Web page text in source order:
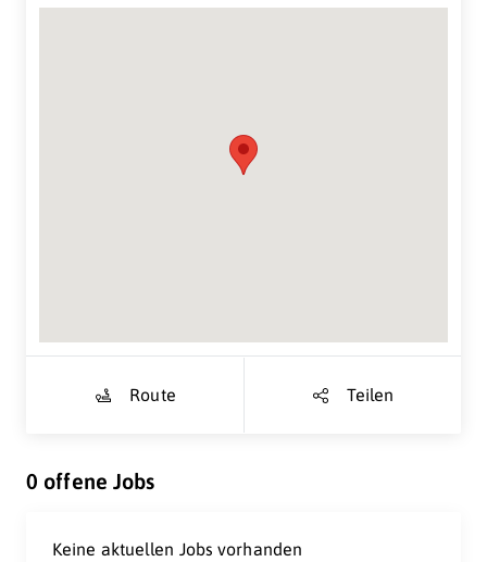
Route Teilen
0 offene Jobs
Keine aktuellen Jobs vorhanden